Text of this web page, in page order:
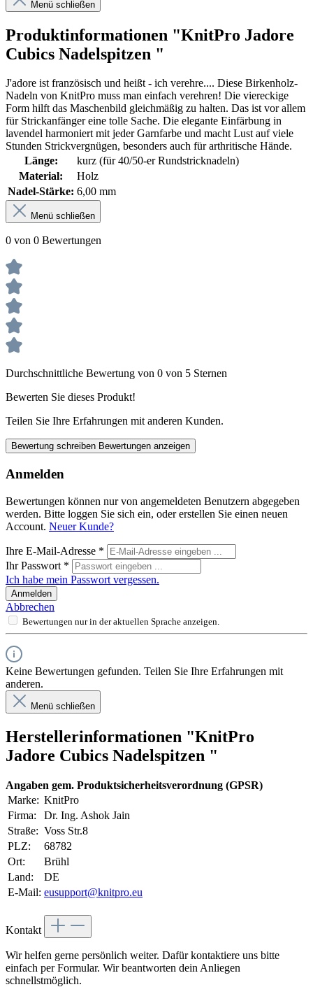
Menü schließen
Produktinformationen "KnitPro Jadore
Cubics Nadelspitzen "
J'adore ist französisch und heißt - ich verehre.... Diese Birkenholz-
Nadeln von KnitPro muss man einfach verehren! Die viereckige
Form hilft das Maschenbild gleichmäßig zu halten. Das ist vor allem
für Strickanfänger eine tolle Sache. Die elegante Einfärbung in
lavendel harmoniert mit jeder Garnfarbe und macht Lust auf viele
Stunden Strickvergnügen, besonders auch für arthritische Hände.
Länge:
kurz (für 40/50-er Rundstricknadeln)
Material:
Holz
Nadel-Stärke: 6,00 mm
Menü schließen
0 von 0 Bewertungen
Durchschnittliche Bewertung von 0 von 5 Sternen
Bewerten Sie dieses Produkt!
Teilen Sie Ihre Erfahrungen mit anderen Kunden.
Bewertung schreiben Bewertungen anzeigen
Anmelden
Bewertungen können nur von angemeldeten Benutzern abgegeben
werden. Bitte loggen Sie sich ein, oder erstellen Sie einen neuen
Account. Neuer Kunde?
Ihre E-Mail-Adresse *
Ihr Passwort *
Ich habe mein Passwort vergessen.
Anmelden
Abbrechen
Bewertungen nur in der aktuellen Sprache anzeigen.
Keine Bewertungen gefunden. Teilen Sie Ihre Erfahrungen mit
anderen.
Menü schließen
Herstellerinformationen "KnitPro
Jadore Cubics Nadelspitzen "
Angaben gem. Produktsicherheitsverordnung (GPSR)
Marke: KnitPro
Firma:
Dr. Ing. Ashok Jain
Straße: Voss Str.8
PLZ:
68782
Ort:
Brühl
Land:
DE
E-Mail: eusupport@knitpro.eu
Kontakt
Wir helfen gerne persönlich weiter. Dafür kontaktiere uns bitte
einfach per Formular. Wir beantworten dein Anliegen
schnellstmöglich.